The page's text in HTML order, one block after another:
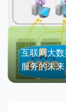
互联网大
服务的未来